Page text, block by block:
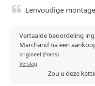
Eenvoudige
Vertaalde beoordeling
Marchand na een
origineel (Frans)
Verslag
Zou u deze